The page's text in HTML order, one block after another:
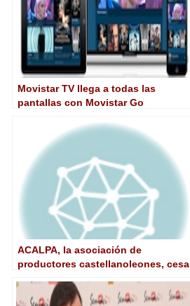
Movistar TV llega a todas las
pantallas con Movistar Go
ACALPA, la asociación de
productores castellanoleones, cesa